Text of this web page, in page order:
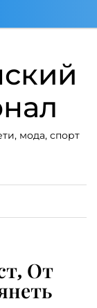
мода, спорт
От